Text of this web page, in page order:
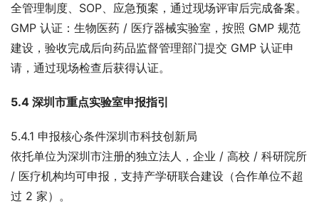
全管理制度、SOP、应急预案，通过现场评审后完成备案。
GMP 认证：生物医药 / 医疗器械实验室，按照 GMP 规范
建设，验收完成后向药品监督管理部门提交 GMP 认证申
请，通过现场检查后获得认证。
5.4 深圳市重点实验室申报指引
5.4.1 申报核心条件深圳市科技创新局
依托单位为深圳市注册的独立法人，企业 / 高校 / 科研院所
/ 医疗机构均可申报，支持产学研联合建设（合作单位不超
过 2 家）。